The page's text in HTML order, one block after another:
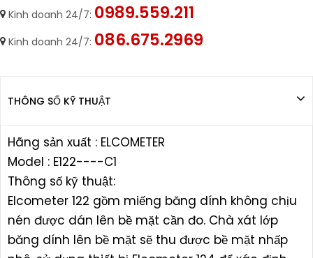
Kinh doanh 24/7: 0989.559.211
Kinh doanh 24/7: 086.675.2969
THÔNG SỐ KỸ THUẬT
Hãng sản xuất : ELCOMETER
Model : E122----C1
Thông số kỹ thuật:
Elcometer 122 gồm miếng băng dính không chịu
nén được dán lên bề mặt cần đo. Chà xát lớp
băng dính lên bề mặt sẽ thu được bề mặt nhấp